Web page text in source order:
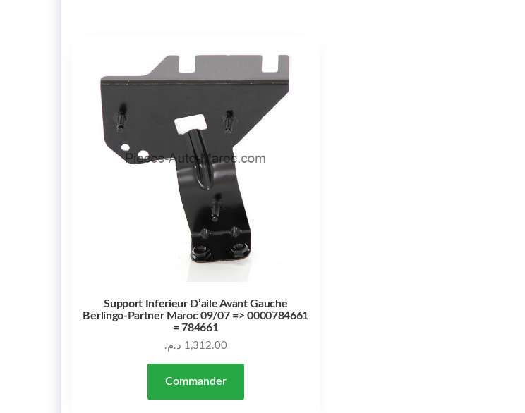
Support Inferieur D’aile Avant Gauche
Berlingo-Partner Maroc 09/07 => 0000784661
= 784661
1,312.00 د.م.
Commander